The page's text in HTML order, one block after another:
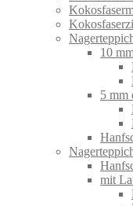
10
5 mm
mit